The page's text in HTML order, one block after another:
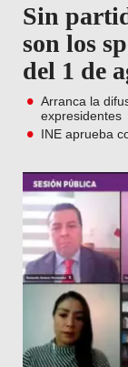
Sin
son los
del 1 de
Arranca la
expresidentes
INE aprueba